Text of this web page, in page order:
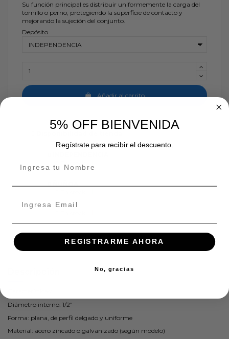
Su función principal es distribuir uniformemente la carga del
tornillo o perno, protegiendo la superficie de contacto y
mejorando la sujeción del conjunto.
Depósito
Añadir al carrito
Diámetro interno: 1/2"
Forma: plana, de perfil delgado y uniforme
Material: acero zincado o galvanizado (según modelo)
5% OFF BIENVENIDA
Regístrate para recibir el descuento.
REGISTRARME AHORA
No, gracias